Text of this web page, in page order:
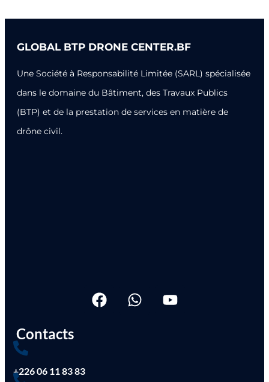
GLOBAL BTP DRONE CENTER.BF
Une Société à Responsabilité Limitée (SARL) spécialisée
dans le domaine du Bâtiment, des Travaux Publics
(BTP) et de la prestation de services en matière de
drône civil.
Contacts
+226 06 11 83 83